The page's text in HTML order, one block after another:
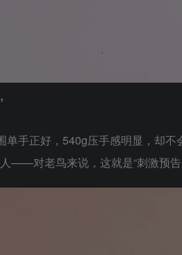
手正好，540g压手感明显，却不
——对老鸟来说，这就是“刺激预告